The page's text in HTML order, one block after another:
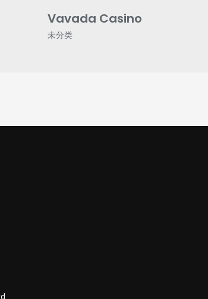
Vavada Casino
未分类